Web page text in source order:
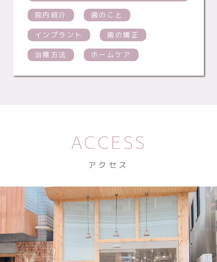
院内紹介 歯のこと
インプラント 歯の矯正
治療方法 ホームケア
ACCESS
アクセス